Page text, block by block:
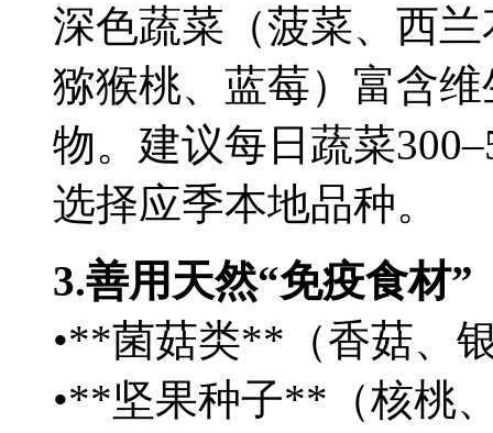
深色蔬菜（菠菜、西
猕猴桃、蓝莓）富含
物。建议每日蔬菜
选择应季本地品种。
3.善用天然“免疫食材”
•**菌菇类**（香菇、
•**坚果种子**（核桃